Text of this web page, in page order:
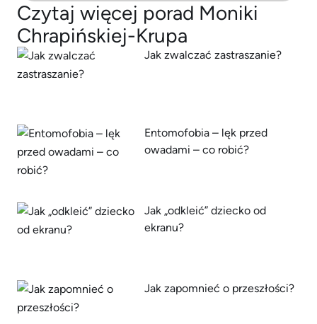
Czytaj więcej porad Moniki
Chrapińskiej-Krupa
Jak zwalczać zastraszanie?
Entomofobia – lęk przed
owadami – co robić?
Jak „odkleić” dziecko od
ekranu?
Jak zapomnieć o przeszłości?